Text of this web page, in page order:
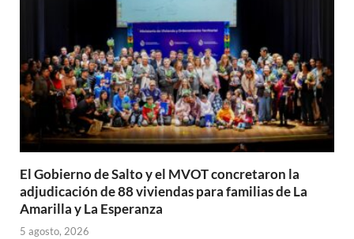
El Gobierno de Salto y el MVOT concretaron la
adjudicación de 88 viviendas para familias de La
Amarilla y La Esperanza
5 agosto, 2026